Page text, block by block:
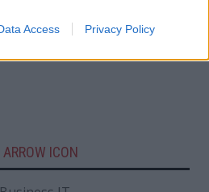
Access Privacy Policy